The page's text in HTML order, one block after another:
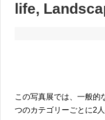
life,
この写真展では、一般的
つのカテゴリーごとに2